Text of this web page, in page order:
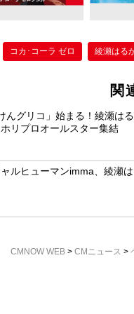
コカ･コーラ ゼロ 綾瀬はる
関
んグリコ」始まる！綾瀬は
リプロオールスター集結
ャルヒューマンimma、綾瀬
CMNOW WEB> CMニュース >